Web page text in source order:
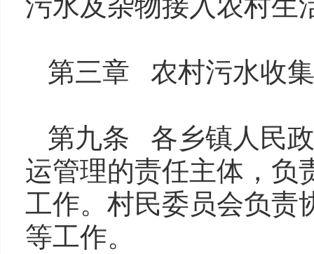
第三章 农村污水收
第九条 各乡镇人民
运管理的责任主体，负
工作。村民委员会负责
等工作。